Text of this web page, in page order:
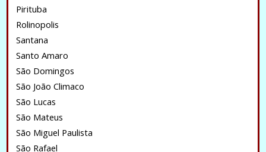
Pirituba
Rolinopolis
Santana
Santo Amaro
São Domingos
São João Climaco
São Lucas
São Mateus
São Miguel Paulista
São Rafael